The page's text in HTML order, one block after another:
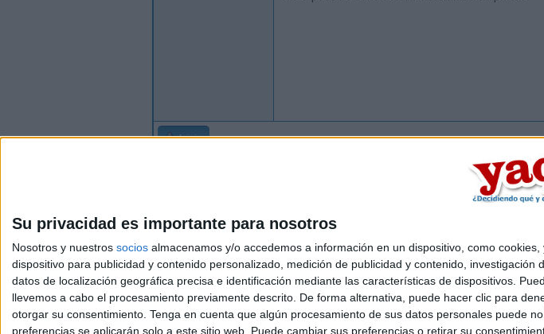
Su privacidad es importante para nosotros
Nosotros y nuestros socios almacenamos y/o accedemos a información en un dispositivo, como
dispositivo para publicidad y contenido personalizado, medición de publicidad y contenido, investigación
datos de localización geográfica precisa e identificación mediante las características de dispositivos.
llevemos a cabo el procesamiento previamente descrito. De forma alternativa, puede hacer clic para
otorgar su consentimiento. Tenga en cuenta que algún procesamiento de sus datos personales puede
preferencias se aplicarán solo a este sitio web. Puede cambiar sus preferencias o retirar su
Inicio
Quiénes somos|
Aviso legal|Politica de privacidad|
© 2003-2026Compás Mediterráneo S.L.- Diego de